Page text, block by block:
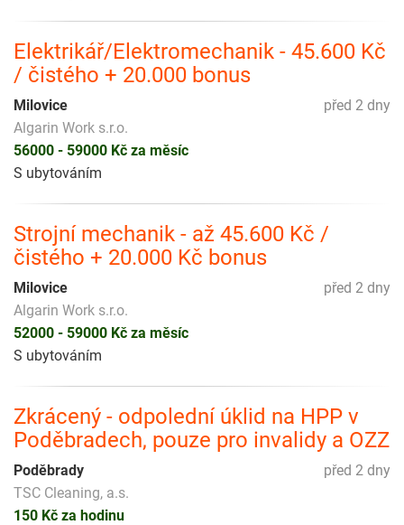
Elektrikář/Elektromechanik - 45.600 Kč
/ čistého + 20.000 bonus
před 2 dny
Milovice
Algarin Work s.r.o.
56000 - 59000 Kč za měsíc
S ubytováním
Strojní mechanik - až 45.600 Kč /
čistého + 20.000 Kč bonus
před 2 dny
Milovice
Algarin Work s.r.o.
52000 - 59000 Kč za měsíc
S ubytováním
Zkrácený - odpolední úklid na HPP v
Poděbradech, pouze pro invalidy a OZZ
před 2 dny
Poděbrady
TSC Cleaning, a.s.
150 Kč za hodinu